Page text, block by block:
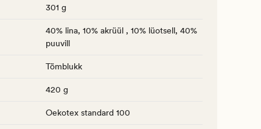
301 g
40% lina, 10% akrüül , 10% lüotsell, 40%
puuvill
Tõmblukk
420 g
Oekotex standard 100